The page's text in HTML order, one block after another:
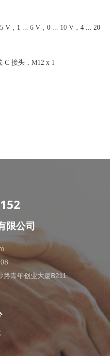
V，1 ... 6 V，0 ... 10 V，4 ... 20
-C 接头，M12 x 1
限公司
路青年创业大厦B211